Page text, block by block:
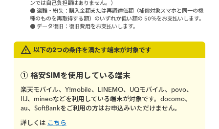
ンでは自己負担額はありません。）
● 盗難・紛失：購入金額または再調達価額（補償対象スマホと同一の機
種のものを再取得する額）のいずれか低い額の 50％をお支払いします。
● データ復旧：復旧費用をお支払いします。
以下の2つの条件を満たす端末が対象です
① 格安SIMを使用している端末
楽天モバイル、Y!mobile、LINEMO、UQモバイル、povo、
IIJ、mineoなどを利用している端末が対象です。docomo、
au、SoftBankをご利用の方はお申込みいただけません。
詳しくは こちら